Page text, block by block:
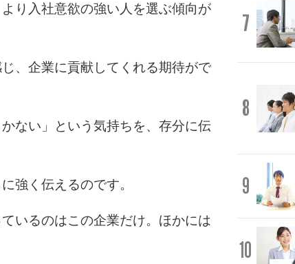
り入社意欲の強い人を選ぶ傾向が
、企業に貢献してくれる期待がで
ない」という気持ちを、存分に伝
強く伝えるのです。
いるのはこの企業だけ。ほかには
7
8
9
10